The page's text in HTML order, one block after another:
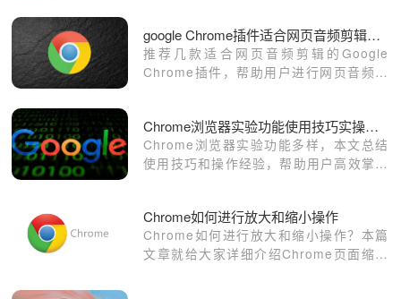
google Chrome插件适合网页音频剪辑场景的选择
推荐几款适合网页音频剪辑的Google
Chrome插件，帮助用户进行网页音频的
Chrome浏览器实验功能使用技巧实操经验教程
Chrome浏览器实验功能多样，本文总结
使用技巧和操作经验，帮助用户高效掌握
Chrome如何进行放大和缩小操作
Chrome如何进行放大和缩小操作？本篇
文章就给大家详细介绍Chrome页面缩放